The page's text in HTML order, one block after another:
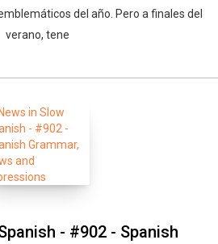
del año. Pero a finales del
verano, tene
- #902 - Spanish